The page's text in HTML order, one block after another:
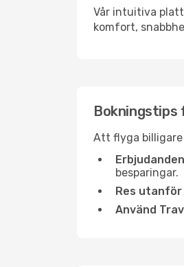
Vår intuitiva
komfort,
Att flyga
besparingar.
Res
Använd